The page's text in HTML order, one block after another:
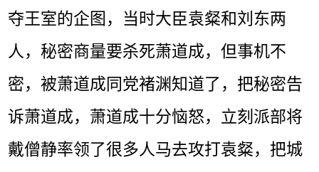
夺王室的企图，当时大臣袁粲和刘东两
人，秘密商量要杀死萧道成，但事机不
密，被萧道成同党褚渊知道了，把秘密告
诉萧道成，萧道成十分恼怒，立刻派部将
戴僧静率领了很多人马去攻打袁粲，把城